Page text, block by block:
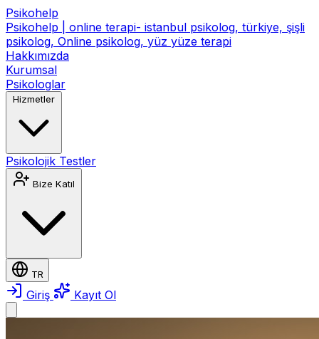
Psikohelp
Psikohelp | online terapi- istanbul psikolog, türkiye, şişli
psikolog, Online psikolog, yüz yüze terapi
Hakkımızda
Kurumsal
Psikologlar
Hizmetler
Psikolojik Testler
Bize Katıl
TR
Giriş Kayıt Ol